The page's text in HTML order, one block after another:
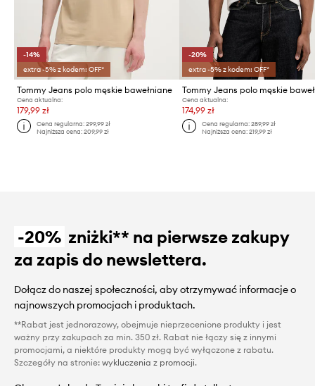
-14%
extra -5% z kodem: OFF*
Tommy Jeans polo męskie bawełniane
Cena aktualna:
179,99 zł
Cena regularna:299,99 zł
Najniższa cena:209,99 zł
-20%
extra -5% z kodem: OFF*
Tommy Jeans polo męskie
Cena aktualna:
174,99 zł
Cena regularna: 289,99 zł
Najniższa cena: 219,99 zł
-20% zniżki** na pierwsze zakupy
za zapis do newslettera.
Dołącz do naszej społeczności, aby otrzymywać informacje o
najnowszych promocjach i produktach.
**Rabat jest jednorazowy, obejmuje nieprzecenione produkty i jest
ważny przy zakupach za min. 350 zł. Rabat nie łączy się z innymi
promocjami, a niektóre produkty mogą być wyłączone z rabatu.
Szczegóły na stronie: wykluczenia z promocji.